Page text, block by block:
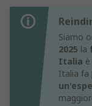
Siamo
2025 la
Italia
Italia fa